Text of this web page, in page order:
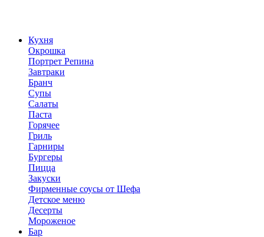
Кухня
Окрошка
Портрет Репина
Завтраки
Бранч
Супы
Салаты
Паста
Горячее
Гриль
Гарниры
Бургеры
Пицца
Закуски
Фирменные соусы от Шефа
Детское меню
Десерты
Мороженое
Бар